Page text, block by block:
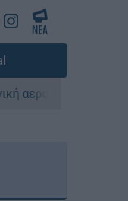
ανάμεσα σε